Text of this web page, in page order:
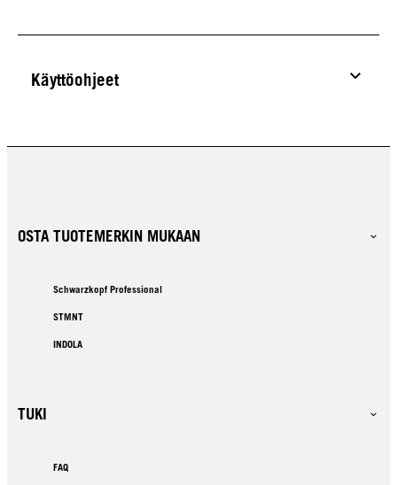
Käyttöohjeet
OSTA TUOTEMERKIN MUKAAN
Schwarzkopf Professional
STMNT
INDOLA
TUKI
FAQ